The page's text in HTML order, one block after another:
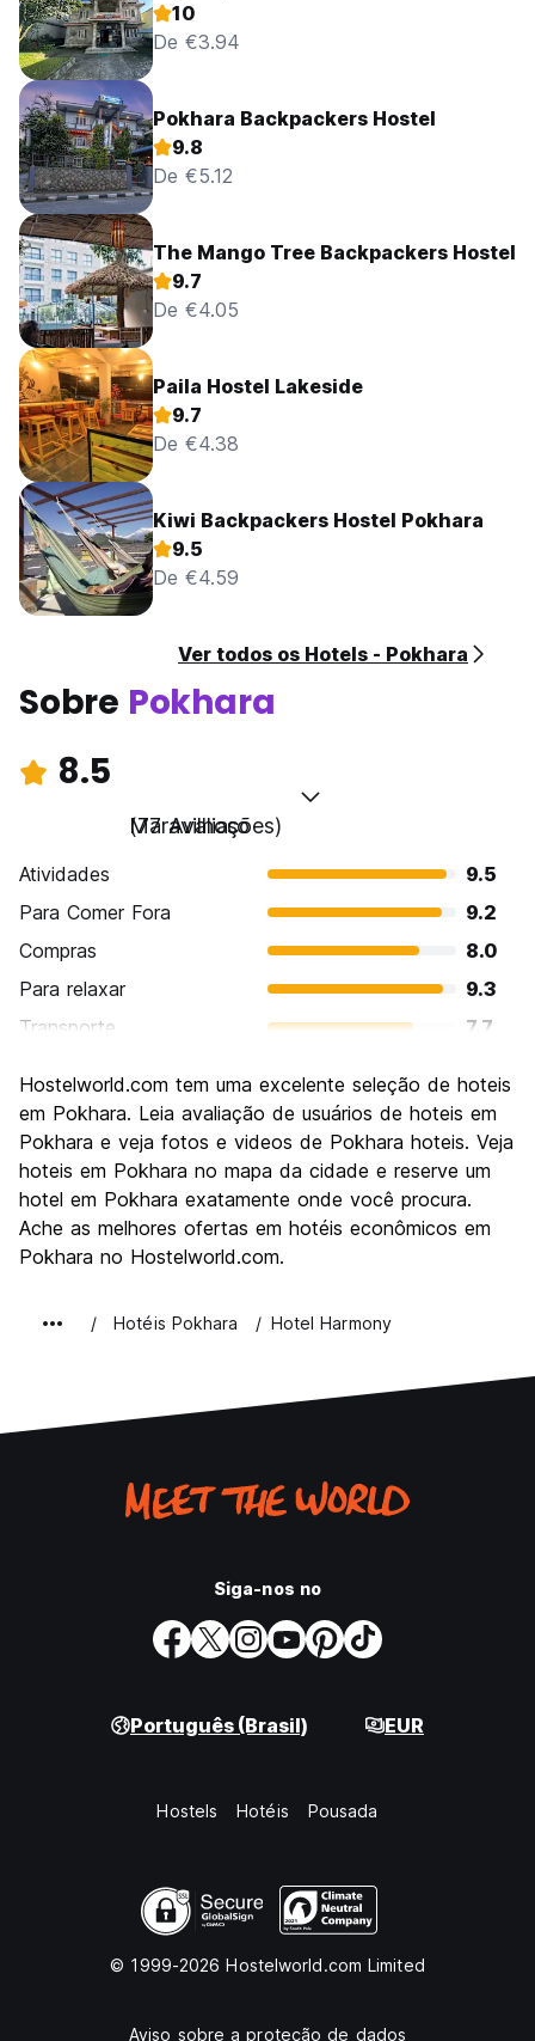
10
De €3.94
Pokhara Backpackers Hostel
9.8
De €5.12
The Mango Tree Backpackers Hostel
9.7
De €4.05
Paila Hostel Lakeside
9.7
De €4.38
Kiwi Backpackers Hostel Pokhara
9.5
De €4.59
Ver todos os Hotels - Pokhara
Sobre Pokhara
8.5
Maravilhoso
(77 Avaliações)
Atividades
9.5
Para Comer Fora
9.2
Compras
8.0
Para relaxar
9.3
Transporte
7.7
Cultura
7.9
Festas / vida noturna
7.3
Custo-beneficio
8.7
Hostelworld.com tem uma excelente seleção de hoteis
em Pokhara. Leia avaliação de usuários de hoteis em
Pokhara e veja fotos e videos de Pokhara hoteis. Veja
hoteis em Pokhara no mapa da cidade e reserve um
hotel em Pokhara exatamente onde você procura.
Ache as melhores ofertas em hotéis econômicos em
Pokhara no Hostelworld.com.
Hotéis Pokhara Hotel Harmony
Siga-nos no
Português (Brasil) EUR
Hostels Hotéis Pousada
© 1999-2026 Hostelworld.com Limited
Aviso sobre a proteção de dados